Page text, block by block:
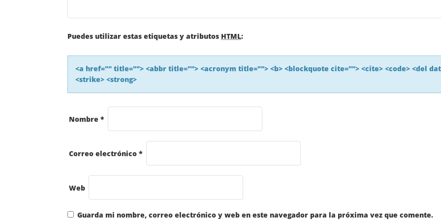
I
Ó
N
D
A
S
Puedes utilizar estas etiquetas y atributos HTML:
<a href="" title=""> <abbr title=""> <acronym title=""> <b> <blockquote cite=""> <cite> <code> <del
<strike> <strong>
Nombre *
Correo electrónico *
Web
Guarda mi nombre, correo electrónico y web en este navegador para la próxima vez que comente.